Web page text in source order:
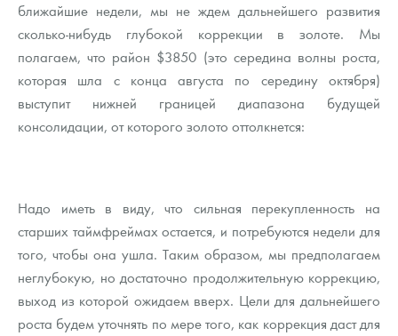
ближайшие недели, мы не ждем дальнейшего развития
сколько-нибудь глубокой коррекции в золоте. Мы
полагаем, что район $3850 (это середина волны роста,
которая шла с конца августа по середину октября)
выступит нижней границей диапазона будущей
консолидации, от которого золото оттолкнется:
Надо иметь в виду, что сильная перекупленность на
старших таймфреймах остается, и потребуются недели для
того, чтобы она ушла. Таким образом, мы предполагаем
неглубокую, но достаточно продолжительную коррекцию,
выход из которой ожидаем вверх. Цели для дальнейшего
роста будем уточнять по мере того, как коррекция даст для